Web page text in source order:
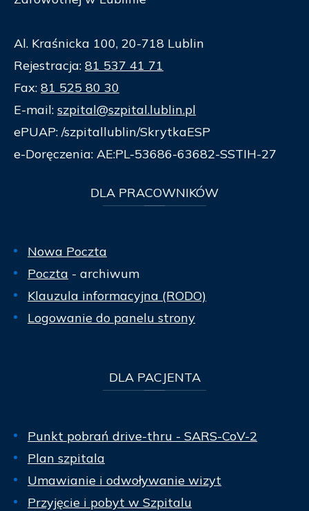
Al. Kraśnicka 100, 20-718 Lublin
Rejestracja: 81 537 41 71
Fax: 81 525 80 30
E-mail: szpital@szpital.lublin.pl
ePUAP: /szpitallublin/SkrytkaESP
e-Doręczenia: AE:PL-53686-63682-SSTIH-27
DLA PRACOWNIKÓW
Nowa Poczta
Poczta - archiwum
Klauzula informacyjna (RODO)
Logowanie do panelu strony
DLAPACJENTA
Punkt pobrań drive-thru - SARS-CoV-2
Plan szpitala
Umawianie i odwoływanie wizyt
Przyjęcie i pobyt w Szpitalu